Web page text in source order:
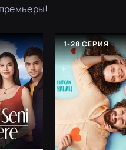
1-28 СЕРИЯ